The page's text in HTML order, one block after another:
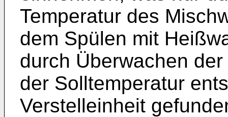
Temperatur des
dem Spülen mit
durch Überwachen
der Solltemperatur
Verstelleinheit